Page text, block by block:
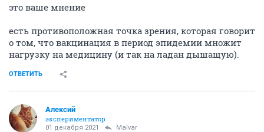
это ваше мнение
есть противоположная точка зрения, которая говорит
о том, что вакцинация в период эпидемии множит
нагрузку на медицину (и так на ладан дышащую).
ОТВЕТИТЬ
Алексий
экспериментатор
01 декабря 2021 Malvar